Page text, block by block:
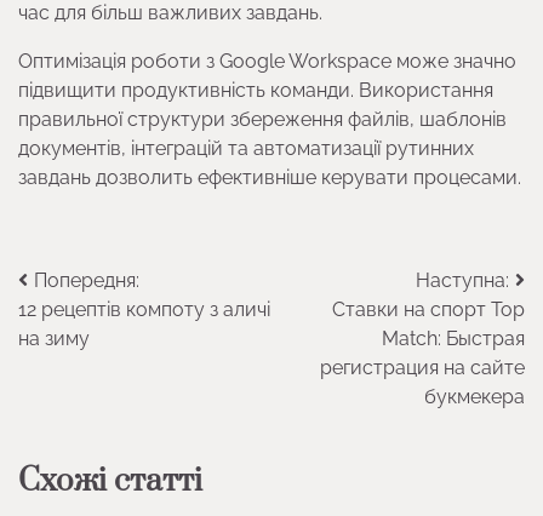
час для більш важливих завдань.
Оптимізація роботи з Google Workspace може значно
підвищити продуктивність команди. Використання
правильної структури збереження файлів, шаблонів
документів, інтеграцій та автоматизації рутинних
завдань дозволить ефективніше керувати процесами.
Навігація
записів
Попередня:
12 рецептів компоту з аличі
на зиму
Наступна:
Ставки на спорт Top
Match: Быстрая
регистрация на сайте
букмекера
Схожі статті